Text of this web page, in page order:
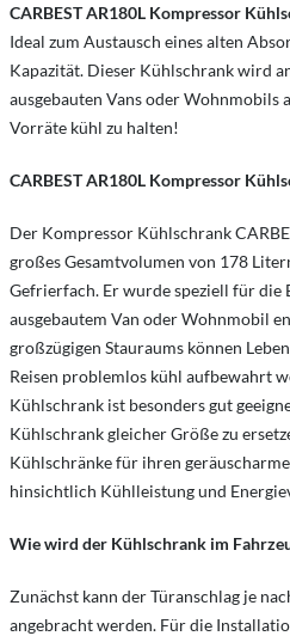
CARBEST AR180L Kompressor
Ideal zum Austausch eines alten
Kapazität. Dieser Kühlschrank wird
ausgebauten Vans oder Wohnmobils
Vorräte kühl zu halten!
CARBEST AR180L Kompressor
Der Kompressor Kühlschrank
großes Gesamtvolumen von 178
Gefrierfach. Er wurde speziell für die
ausgebautem Van oder Wohnmobil
großzügigen Stauraums können
Reisen problemlos kühl aufbewahrt
Kühlschrank ist besonders gut
Kühlschrank gleicher Größe zu
Kühlschränke für ihren
hinsichtlich Kühlleistung und
Wie wird der Kühlschrank im
Zunächst kann der Türanschlag je
angebracht werden. Für die